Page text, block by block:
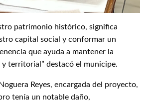
patrimonio histórico, significa
capital social y conformar un
que ayuda a mantener la
territorial” destacó el municipe.
Reyes, encargada del proyecto,
tenía un notable daño,